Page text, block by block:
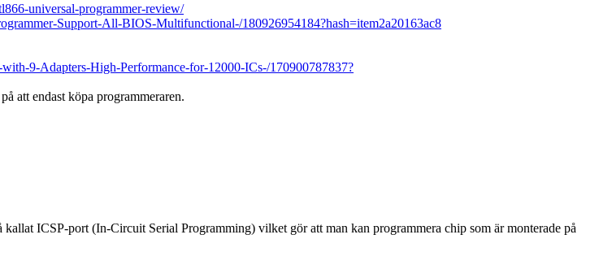
universal-programmer-review/
Support-All-BIOS-Multifunctional-/180926954184?hash=item2a20163ac8
9-Adapters-High-Performance-for-12000-ICs-/170900787837?
att endast köpa programmeraren.
ICSP-port (In-Circuit Serial Programming) vilket gör att man kan programmera chip som är monterade på